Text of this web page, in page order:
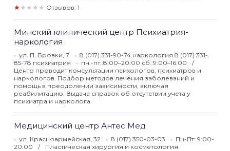
★★★★★ Отзывов: 1
Минский клинический центр Психиатрия-
наркология
ул. П. Бровки, 7
8 (017) 331-90-74 наркология 8 (017) 331-
85-78 психиатрия
пн.-пт.:8:00–20:00 сб.:9:00–16:00
Центр проводит консультации психологов, психиатров и
наркологов. Подбор методов лечения заболеваний и
помощь в преодолении зависимости, включая
реабилитацию. Выдача справок об отсутствии учета у
психиатра и нарколога.
Медицинский центр Антес Мед
ул. Красноармейская, 32 8 (017) 350-03-03
Пн-Пт: 9:00-
20:00
Пластическая хирургия и косметология